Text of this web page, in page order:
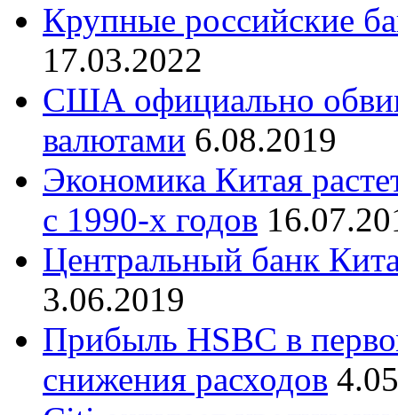
Крупные российские
17.03.2022
США официально
валютами 6.08.2019
Экономика Китая
с 1990-х годов
Центральный банк
3.06.2019
Прибыль HSBC в
снижения расходов